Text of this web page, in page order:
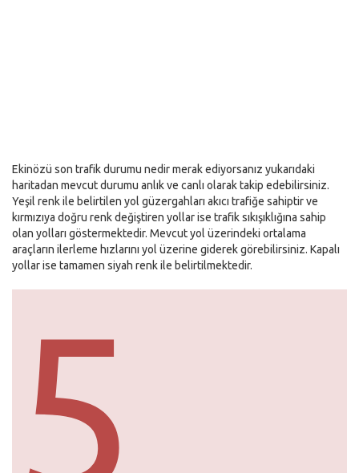
Ekinözü son trafik durumu nedir merak ediyorsanız yukarıdaki
haritadan mevcut durumu anlık ve canlı olarak takip edebilirsiniz.
Yeşil renk ile belirtilen yol güzergahları akıcı trafiğe sahiptir ve
kırmızıya doğru renk değiştiren yollar ise trafik sıkışıklığına sahip
olan yolları göstermektedir. Mevcut yol üzerindeki ortalama
araçların ilerleme hızlarını yol üzerine giderek görebilirsiniz. Kapalı
yollar ise tamamen siyah renk ile belirtilmektedir.
5